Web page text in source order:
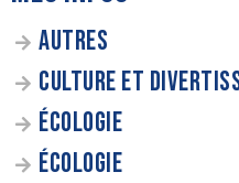
AUTRES
CULTURE ET
ÉCOLOGIE
ÉCOLOGIE